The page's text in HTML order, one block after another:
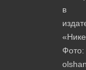
в
Фото: